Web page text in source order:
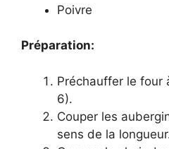
Poivre
Préparation:
Préchauffer le four
6).
Couper les
sens de la